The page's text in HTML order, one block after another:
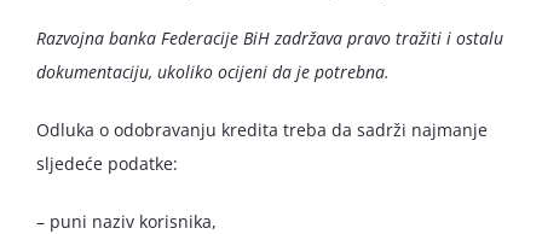
Razvojna banka Federacije BiH zadržava pravo tražiti i ostalu
dokumentaciju, ukoliko ocijeni da je potrebna.
Odluka o odobravanju kredita treba da sadrži najmanje
sljedeće podatke:
– puni naziv korisnika,